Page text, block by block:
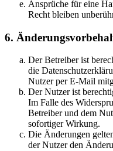
Ansprüche für eine
Recht bleiben
6.
Der Betreiber ist
die
Nutzer per E-Mail
Der Nutzer ist
Im Falle des
Betreiber und dem
sofortiger Wirkung.
Die Änderungen
der Nutzer den